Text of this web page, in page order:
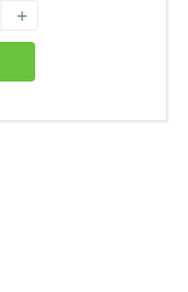
+